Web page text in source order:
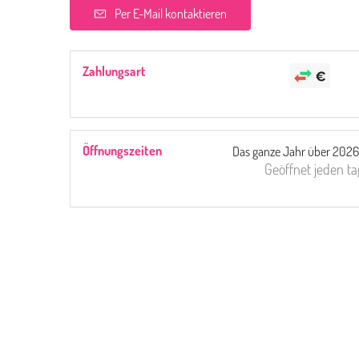
Per E-Mail kontaktieren
Zahlungsart
Öffnungszeiten Das ganze Jahr über 2026
Geöffnet jeden